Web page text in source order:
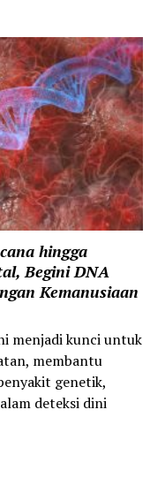
hingga
Begini DNA
Kemanusiaan
menjadi kunci untuk
membantu
genetik,
deteksi dini